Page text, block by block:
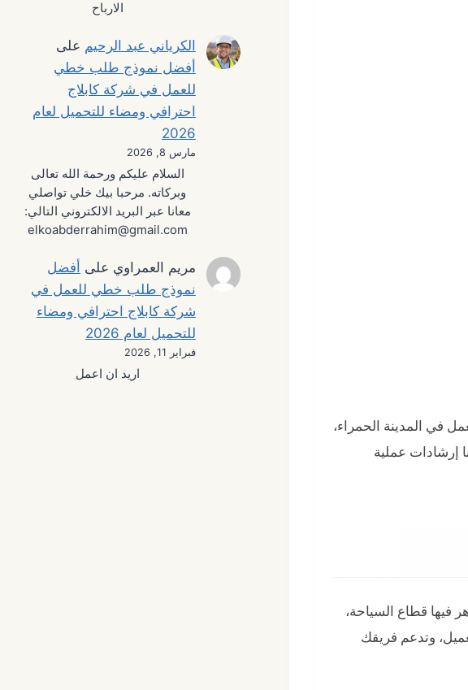
في المدينة الحمراء،
إرشادات عملية
فيها قطاع السياحة،
وتدعم فريقك
الارباح
الكرياني عبد الرحيم على
أفضل نموذج طلب خطي
للعمل في شركة كابلاج
احترافي ومضاء للتحميل لعام
2026
مارس 8, 2026
السلام عليكم ورحمة الله تعالى
وبركاته. مرحبا بيك خلي تواصلي
معانا عبر البريد الالكتروني التالي:
elkoabderrahim@gmail.com
مريم العمراوي على أفضل
نموذج طلب خطي للعمل في
شركة كابلاج احترافي ومضاء
للتحميل لعام 2026
فبراير 11, 2026
اريد ان اعمل